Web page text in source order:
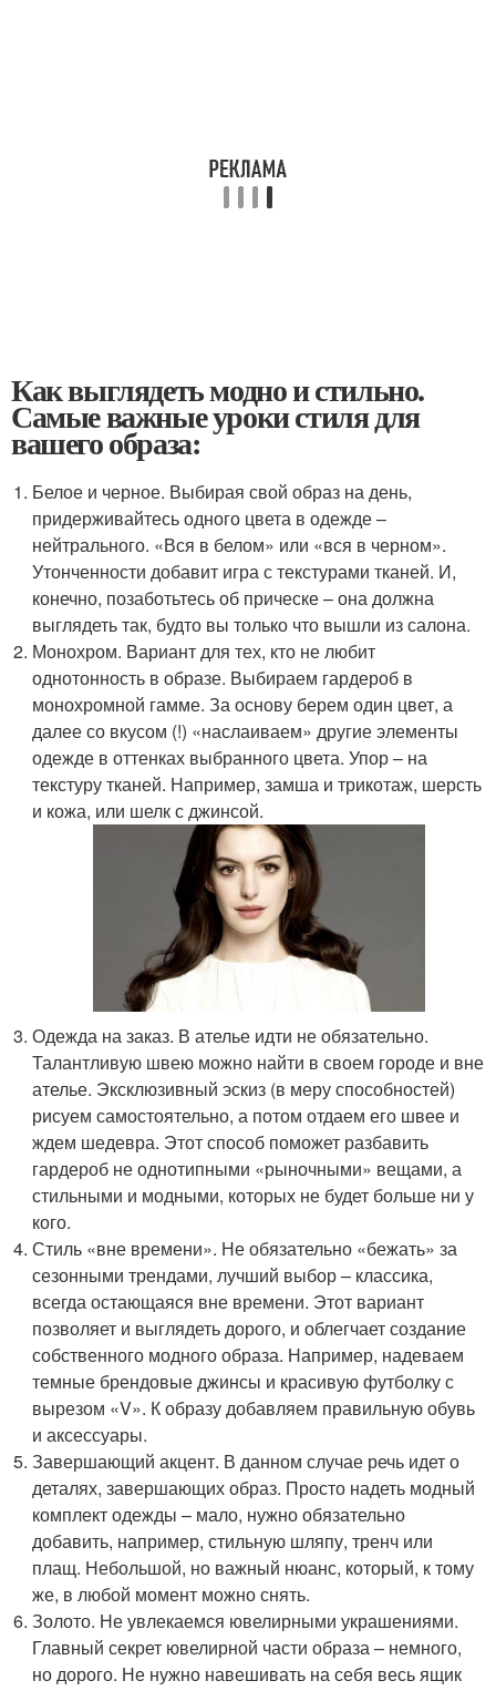
Как выглядеть модно и стильно.
Самые важные уроки стиля для
вашего образа:
Белое и черное. Выбирая свой образ на день,
придерживайтесь одного цвета в одежде –
нейтрального. «Вся в белом» или «вся в черном».
Утонченности добавит игра с текстурами тканей. И,
конечно, позаботьтесь об прическе – она должна
выглядеть так, будто вы только что вышли из салона.
Монохром. Вариант для тех, кто не любит
однотонность в образе. Выбираем гардероб в
монохромной гамме. За основу берем один цвет, а
далее со вкусом (!) «наслаиваем» другие элементы
одежде в оттенках выбранного цвета. Упор – на
текстуру тканей. Например, замша и трикотаж, шерсть
и кожа, или шелк с джинсой.
Одежда на заказ. В ателье идти не обязательно.
Талантливую швею можно найти в своем городе и вне
ателье. Эксклюзивный эскиз (в меру способностей)
рисуем самостоятельно, а потом отдаем его швее и
ждем шедевра. Этот способ поможет разбавить
гардероб не однотипными «рыночными» вещами, а
стильными и модными, которых не будет больше ни у
кого.
Стиль «вне времени». Не обязательно «бежать» за
сезонными трендами, лучший выбор – классика,
всегда остающаяся вне времени. Этот вариант
позволяет и выглядеть дорого, и облегчает создание
собственного модного образа. Например, надеваем
темные брендовые джинсы и красивую футболку с
вырезом «V». К образу добавляем правильную обувь
и аксессуары.
Завершающий акцент. В данном случае речь идет о
деталях, завершающих образ. Просто надеть модный
комплект одежды – мало, нужно обязательно
добавить, например, стильную шляпу, тренч или
плащ. Небольшой, но важный нюанс, который, к тому
же, в любой момент можно снять.
Золото. Не увлекаемся ювелирными украшениями.
Главный секрет ювелирной части образа – немного,
но дорого. Не нужно навешивать на себя весь ящик